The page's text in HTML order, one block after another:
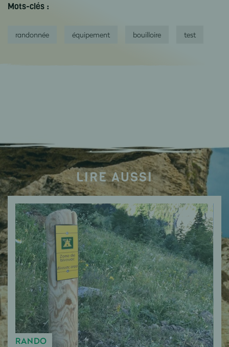
Mots-clés :
randonnée équipement bouilloire test
LIRE AUSSI
RANDO